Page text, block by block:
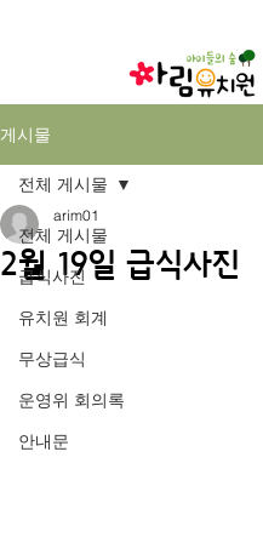
게시물
전체 게시물
급식사진
유치원 회계
무상급식
운영위 회의록
안내문
전체 게시물
2월 19일 급식사진
arim01